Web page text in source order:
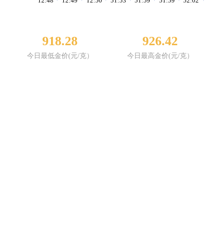
918.28
今日最低金价(元/克）
926.42
今日最高金价(元/克）